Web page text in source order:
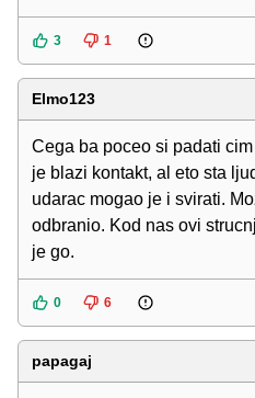
3 1
Elmo123
Cega ba poceo si padati
je blazi kontakt, al eto sta
udarac mogao je i svirati.
odbranio. Kod nas ovi
je go.
0 6
papagaj